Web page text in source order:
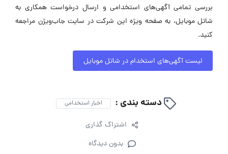
بررسی تمامی آگهی‌های استخدامی و ارسال درخواست همکاری به
شاتل موبایل، به صفحه ویژه این شرکت در سایت جاب‌ویژن مراجعه
کنید.
لیست آگهی‌های استخدام در شاتل موبایل
دسته بندی : اخبار استخدامی
اشتراک گذاری
بدون دیدگاه